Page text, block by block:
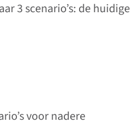
3 scenario’s: de huidige
voor nadere